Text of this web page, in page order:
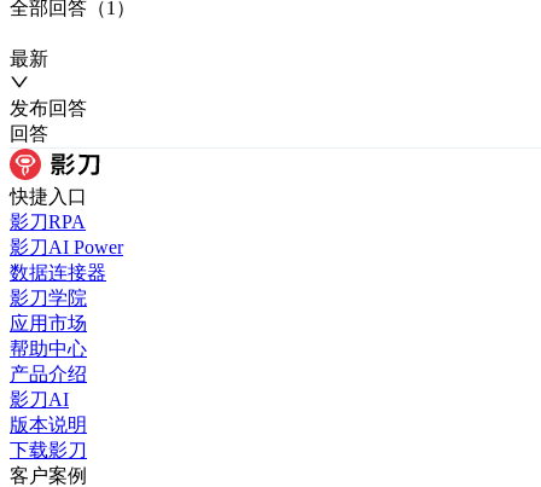
全部回答 （1 ）
最新
发布回答
回答
快捷入口
影刀RPA
影刀AI Power
数据连接器
影刀学院
应用市场
帮助中心
产品介绍
影刀AI
版本说明
下载影刀
客户案例